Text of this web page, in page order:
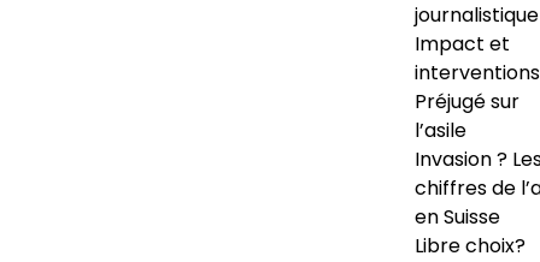
journalistique
Impact et
interventions
Préjugé sur
l’asile
Invasion ?
chiffres de
en Suisse
Libre choix?